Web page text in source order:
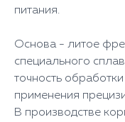
питания.
Основа - литое
специального
точность
применения
В производстве